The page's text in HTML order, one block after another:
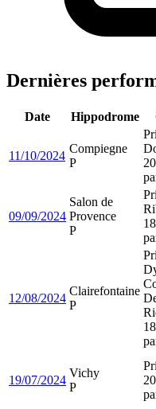
Dernières
Date Hippodrome
11/10/2024
Compiegne
P
09/09/2024
Salon de
Provence
P
12/08/2024
Clairefontaine
P
19/07/2024
Vichy
P